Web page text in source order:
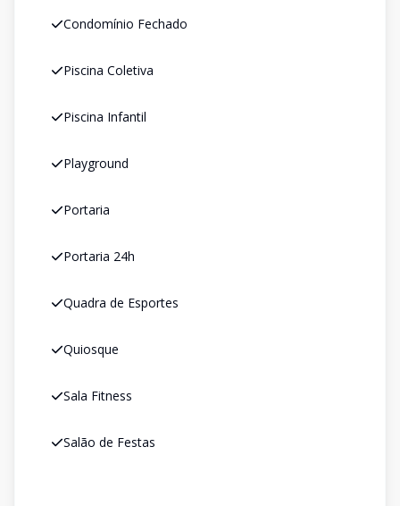
Condomínio Fechado
Piscina Coletiva
Piscina Infantil
Playground
Portaria
Portaria 24h
Quadra de Esportes
Quiosque
Sala Fitness
Salão de Festas